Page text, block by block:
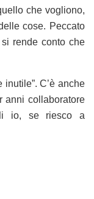
che vogliono,
cose. Peccato
rende conto che
inutile”. C’è anche
anni collaboratore
io, se riesco a